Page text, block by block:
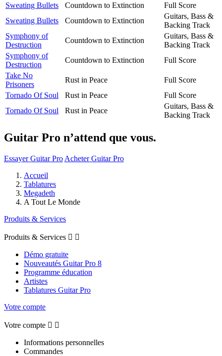
Sweating Bullets
Countdown to Extinction
Full Score
Sweating Bullets
Countdown to Extinction
Guitars, Bass &
Backing Track
Symphony of
Destruction
Countdown to Extinction
Guitars, Bass &
Backing Track
Symphony of
Destruction
Countdown to Extinction
Full Score
Take No
Prisoners
Rust in Peace
Full Score
Tornado Of Soul
Rust in Peace
Full Score
Tornado Of Soul
Rust in Peace
Guitars, Bass &
Backing Track
Guitar Pro n’attend que vous.
Essayer Guitar Pro Acheter Guitar Pro
Accueil
Tablatures
Megadeth
A Tout Le Monde
Produits & Services
Produits & Services  
Démo gratuite
Nouveautés Guitar Pro 8
Programme éducation
Artistes
Tablatures Guitar Pro
Votre compte
Votre compte  
Informations personnelles
Commandes